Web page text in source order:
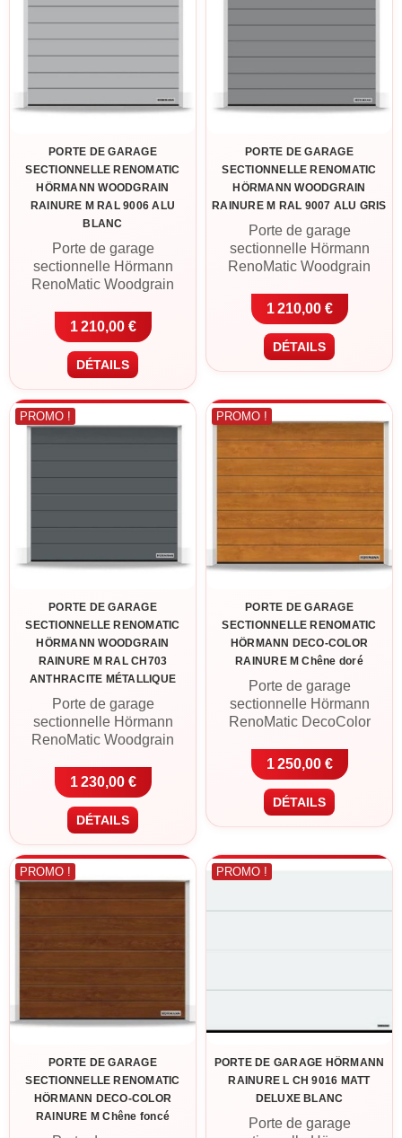
Cléguer (56).
Cléguer (56).
PORTE DE GARAGE
SECTIONNELLE RENOMATIC
HÖRMANN WOODGRAIN
RAINURE M RAL 9006 ALU
BLANC
Porte de garage
sectionnelle Hörmann
RenoMatic Woodgrain
aluminium blanc. Panneaux
acier double paroi 42 mm,
finition Woodgrain (texture
bois embossée),
motorisation ProLift 600-2
avec 2 télécommandes
incluse. Livraison France
métropolitaine ou retrait à
1 210,00 €
DÉTAILS
PORTE DE GARAGE
SECTIONNELLE RENOMATIC
HÖRMANN WOODGRAIN
RAINURE M RAL 9007 ALU GRIS
Porte de garage
sectionnelle Hörmann
RenoMatic Woodgrain
aluminium gris. Panneaux
acier double paroi 42 mm,
finition Woodgrain (texture
bois embossée),
motorisation ProLift 600-2
incluse. Livraison France
métropolitaine ou retrait à
Cléguer (56).
1 210,00 €
DÉTAILS
PROMO !
PORTE DE GARAGE
SECTIONNELLE RENOMATIC
HÖRMANN WOODGRAIN
RAINURE M RAL CH703
ANTHRACITE MÉTALLIQUE
Porte de garage
sectionnelle Hörmann
RenoMatic Woodgrain
anthracite métallique.
Panneaux acier double
paroi 42 mm, finition
Woodgrain (texture bois
embossée), motorisation
ProLift 600-2 avec 2
télécommandes incluse.
Livraison France
métropolitaine ou retrait à
Cléguer (56).
1 230,00 €
DÉTAILS
PROMO !
PORTE DE GARAGE
SECTIONNELLE RENOMATIC
HÖRMANN DECO-COLOR
RAINURE M Chêne doré
Porte de garage
sectionnelle Hörmann
RenoMatic DecoColor
Panneaux acier double
paroi 42 mm, finition
DecoColor (décor bois
haute définition),
motorisation ProLift 600-2
incluse. Livraison France
métropolitaine ou retrait à
1 250,00 €
DÉTAILS
PROMO !
PORTE DE GARAGE
SECTIONNELLE RENOMATIC
HÖRMANN DECO-COLOR
RAINURE M Chêne foncé
PROMO !
PORTE DE GARAGE HÖRMANN
RAINURE L CH 9016 MATT
DELUXE BLANC
Porte de garage